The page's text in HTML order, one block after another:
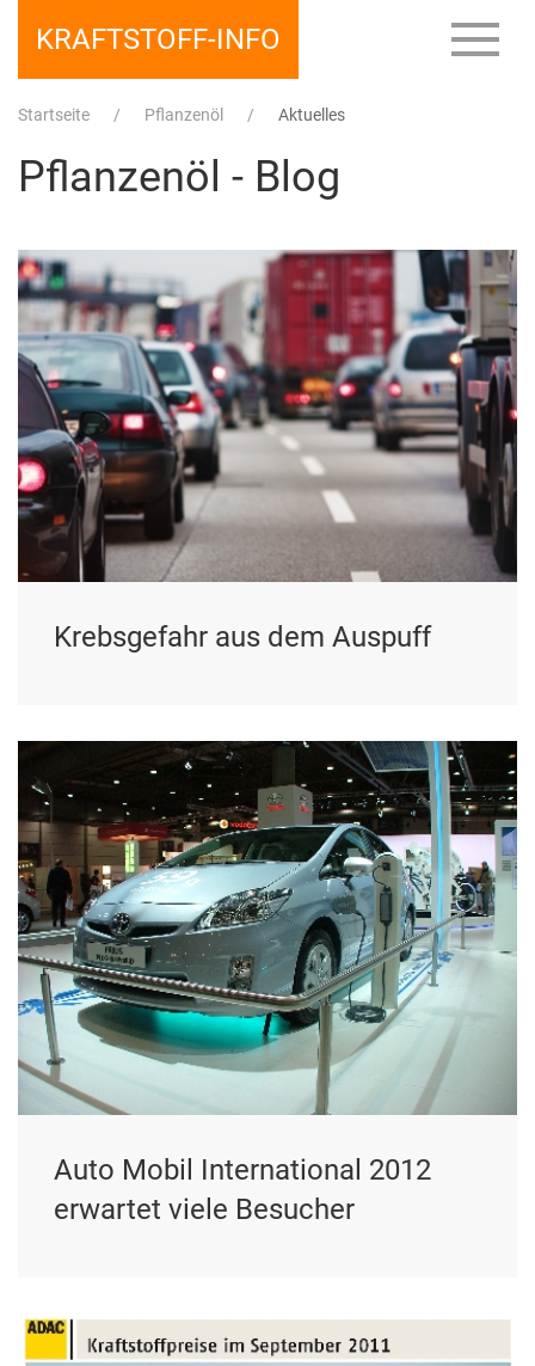
KRAFTSTOFF-INFO
Startseite Pflanzenöl Aktuelles
Pflanzenöl - Blog
Krebsgefahr aus dem Auspuff
Auto Mobil International 2012
erwartet viele Besucher